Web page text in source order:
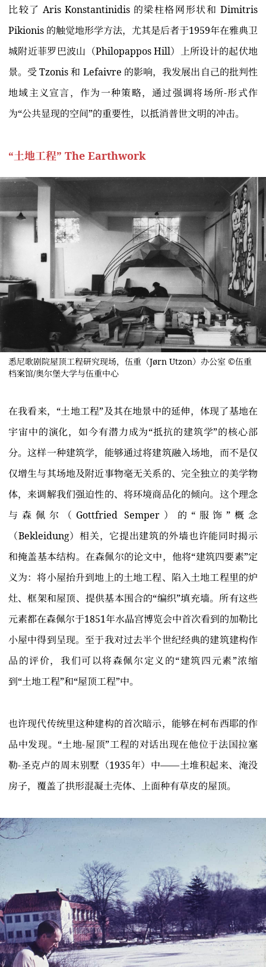
比较了 Aris Konstantinidis 的梁柱格网形状和 Dimitris
Pikionis 的触觉地形学方法，尤其是后者于1959年在雅典卫
城附近菲罗巴波山（Philopappos Hill）上所设计的起伏地
景。受 Tzonis 和 Lefaivre 的影响，我发展出自己的批判性
地域主义宣言，作为一种策略，通过强调将场所-形式作
为“公共显现的空间”的重要性，以抵消普世文明的冲击。
“土地工程” The Earthwork
悉尼歌剧院屋顶工程研究现场，伍重（Jørn Utzon）办公室 ©伍重
档案馆/奥尔堡大学与伍重中心
在我看来，“土地工程”及其在地景中的延伸，体现了基地在
宇宙中的演化，如今有潜力成为“抵抗的建筑学”的核心部
分。这样一种建筑学，能够通过将建筑融入场地，而不是仅
仅增生与其场地及附近事物毫无关系的、完全独立的美学物
体，来调解我们强迫性的、将环境商品化的倾向。这个理念
与森佩尔（Gottfried Semper）的“服饰”概念
（Bekleidung）相关，它提出建筑的外墙也许能同时揭示
和掩盖基本结构。在森佩尔的论文中，他将“建筑四要素”定
义为：将小屋抬升到地上的土地工程、陷入土地工程里的炉
灶、框架和屋顶、提供基本围合的“编织”填充墙。所有这些
元素都在森佩尔于1851年水晶宫博览会中首次看到的加勒比
小屋中得到呈现。至于我对过去半个世纪经典的建筑建构作
品的评价，我们可以将森佩尔定义的“建筑四元素”浓缩
到“土地工程”和“屋顶工程”中。
也许现代传统里这种建构的首次暗示，能够在柯布西耶的作
品中发现。“土地-屋顶”工程的对话出现在他位于法国拉塞
勒-圣克卢的周末别墅（1935年）中——土堆积起来、淹没
房子，覆盖了拱形混凝土壳体、上面种有草皮的屋顶。